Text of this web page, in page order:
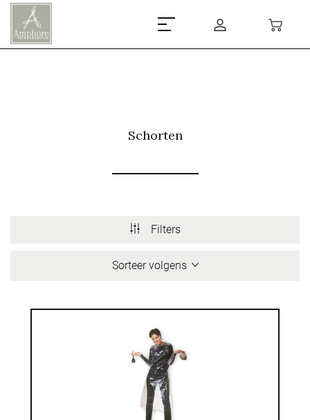
Schorten
Filters
Sorteer volgens